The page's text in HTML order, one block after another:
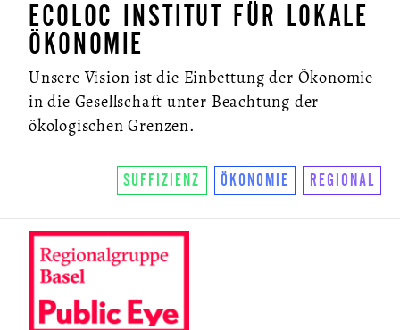
ECOLOC INSTITUT FÜR LOKALE
ÖKONOMIE
Unsere Vision ist die Einbettung der Ökonomie
in die Gesellschaft unter Beachtung der
ökologischen Grenzen.
SUFFIZIENZ ÖKONOMIE REGIONAL